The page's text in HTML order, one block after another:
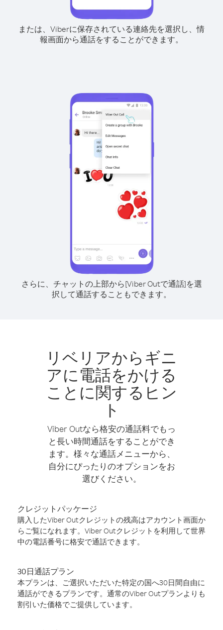
または、Viberに保存されている連絡先を選択し、情
報画面から通話をすることができます。
さらに、チャットの上部から[Viber Outで通話]を選
択して通話することもできます。
リベリアからギニ
アに電話をかける
ことに関するヒン
ト
Viber Outなら格安の通話料でもっ
と長い時間通話をすることができ
ます。様々な通話メニューから、
自分にぴったりのオプションをお
選びください。
クレジットパッケージ
購入したViber Outクレジットの残高はアカウント画面か
らご覧になれます。Viber Outクレジットを利用して世界
中の電話番号に格安で通話できます。
30日通話プラン
本プランは、ご選択いただいた特定の国へ30日間自由に
通話ができるプランです。通常のViber Outプランよりも
割引いた価格でご提供しています。